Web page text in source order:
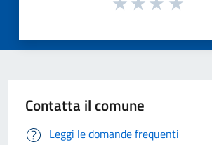
Contatta il comune
Leggi le domande frequenti